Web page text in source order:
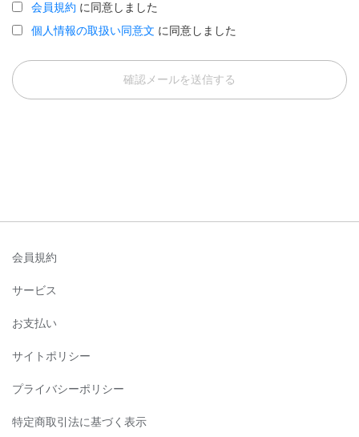
会員規約 に同意しました
個人情報の取扱い同意文 に同意しました
確認メールを送信する
会員規約
サービス
お支払い
サイトポリシー
プライバシーポリシー
特定商取引法に基づく表示